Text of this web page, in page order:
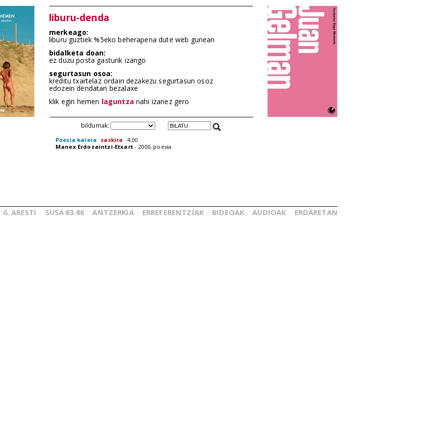
liburu-denda
merkeago:
liburu guztiek %5eko beherapena dute web gunean
bidalketa doan:
ez duzu posta gasturik izango
segurtasun osoa:
kreditu txartelaz ordain dezakezu segurtasun osoz
edozein dendatan bezalaxe
klik egin hemen laguntza nahi izanez gero
bildumak:
Poesia kaiera saskira
4,00
Manex Erdozaintzi-Etxart- 2000, poesia
G. ARESTI SUSA 83-86 ANTZERKIA ERREFERENTZIAK BIDEOAK AUDIOAK ERDARETAN